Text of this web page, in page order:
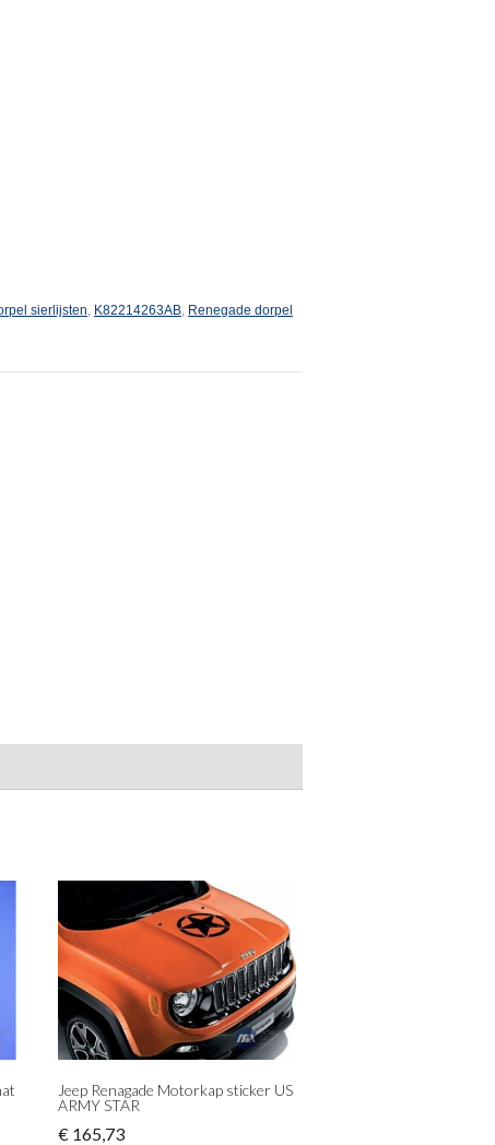
sierlijsten K82214263AB, Renegade dorpel
Jeep Renagade Motorkap sticker US
ARMY STAR
€165,73